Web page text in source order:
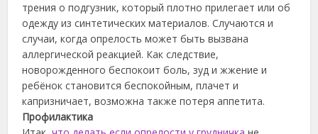
трения о подгузник, который плотно прилегает или об
одежду из синтетических материалов. Случаются и
случаи, когда опрелость может быть вызвана
аллергической реакцией. Как следствие,
новорожденного беспокоит боль, зуд и жжение и
ребёнок становится беспокойным, плачет и
капризничает, возможна также потеря аппетита.
Профилактика